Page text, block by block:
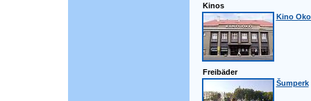
Kinos
Kino
Freibäder
Šumperk